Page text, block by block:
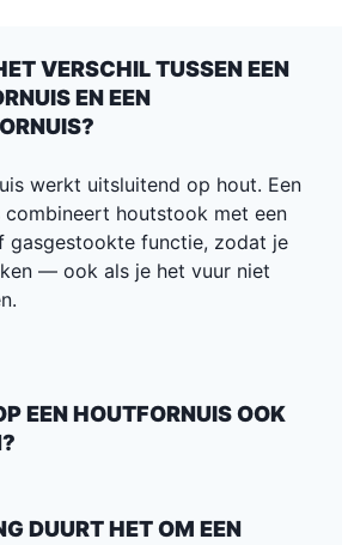
VERSCHIL TUSSEN EEN
EN EEN
werkt uitsluitend op hout. Een
houtstook met een
gasgestookte functie, zodat je
— ook als je het vuur niet
EEN HOUTFORNUIS OOK
DUURT HET OM EEN